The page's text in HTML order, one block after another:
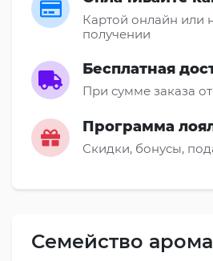
Картой онлайн или
получении
Бесплатная
При сумме заказа от
Программа
Скидки, бонусы,
Семейство